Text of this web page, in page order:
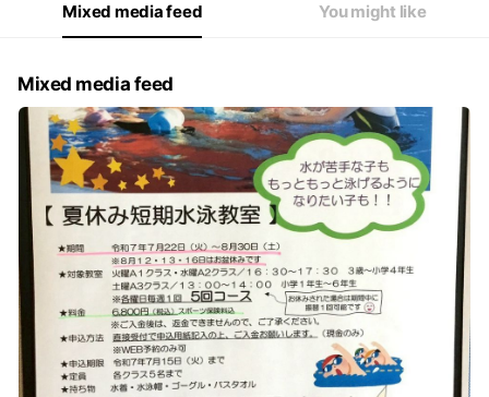
Mixed media feed You might like
Mixed media feed